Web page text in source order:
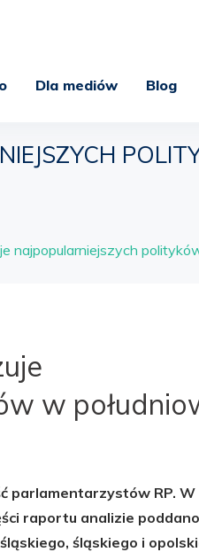
Dla mediów Blog
najpopularniejszych
w
parlamentarzystów RP. W
raportu analizie
śląskiego i